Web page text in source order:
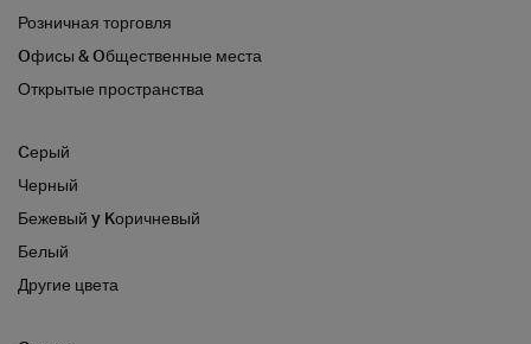
Розничная торговля
Oфисы & Oбщественные места
Открытые пространства
Cерый
Черный
Бежевый y Kоричневый
Белый
Другие цвета